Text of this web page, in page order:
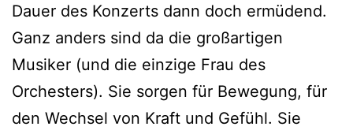
Dauer des Konzerts dann doch ermüdend.
Ganz anders sind da die großartigen
Musiker (und die einzige Frau des
Orchesters). Sie sorgen für Bewegung, für
den Wechsel von Kraft und Gefühl. Sie